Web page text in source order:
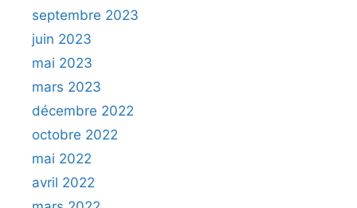
septembre 2023
juin 2023
mai 2023
mars 2023
décembre 2022
octobre 2022
mai 2022
avril 2022